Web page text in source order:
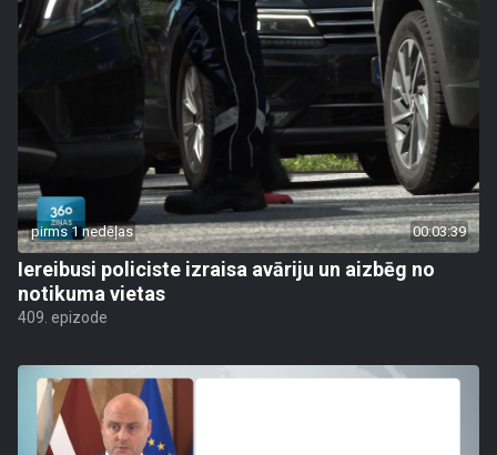
pirms 1 nedēļas 00:03:39
Iereibusi policiste izraisa avāriju un aizbēg no
notikuma vietas
409. epizode